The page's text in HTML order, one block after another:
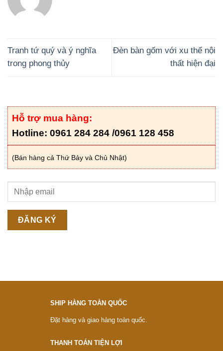
Tranh tứ quý và ý nghĩa
trong phong thủy
Đèn bàn gốm với xu thế nội
thất hiện đại
Hỗ trợ mua hàng:
Hotline: 0961 284 284 /0961 128 458
(Bán hàng cả Thứ Bảy và Chủ Nhật)
SHIP HÀNG TOÀN QUỐC
Đặt hàng và giao hàng toàn quốc.
THANH TOÁN TIỆN LỢI